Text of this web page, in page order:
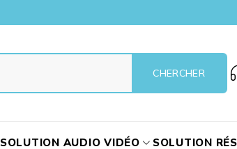
SOLUTION AUDIO VIDÉO SOLUTION